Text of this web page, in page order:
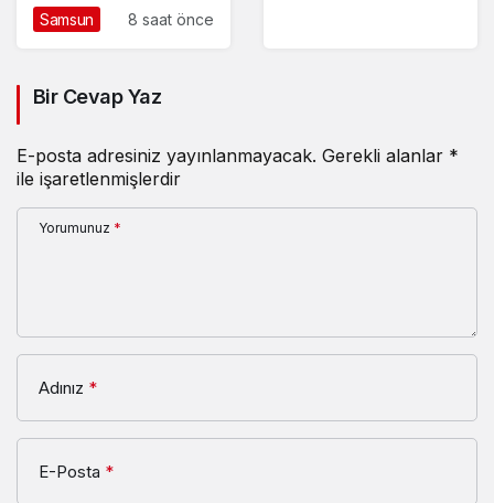
gram metamfetamin
Samsun 8 saat önce
Bir Cevap Yaz
E-posta adresiniz yayınlanmayacak. Gerekli alanlar *
ile işaretlenmişlerdir
Yorumunuz *
Adınız *
E-Posta *